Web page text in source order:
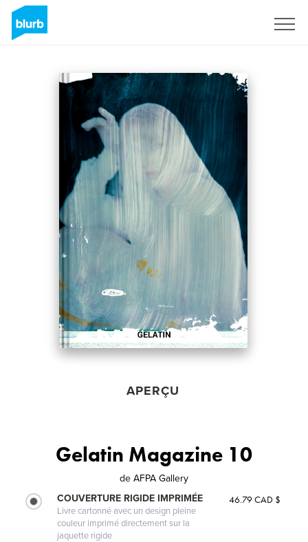
APERÇU
Gelatin Magazine 10
de AFPA Gallery
COUVERTURE RIGIDE IMPRIMÉE
Livre cartonné avec un design pleine
couleur imprimé directement sur la
jaquette rigide
46.79 CAD $